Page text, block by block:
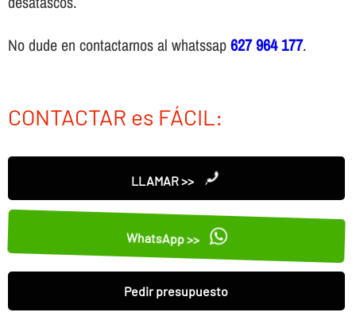
No dude en contactarnos al whatssap627 964 177.
CONTACTAR es FÁCIL:
LLAMAR >>
WhatsApp >>
Pedir presupuesto